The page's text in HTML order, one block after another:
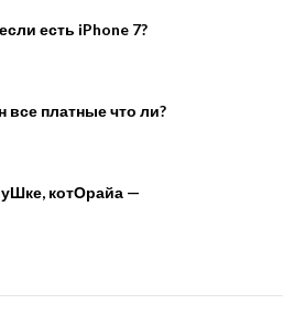
есть iPhone 7?
платные что ли?
котОрайа —